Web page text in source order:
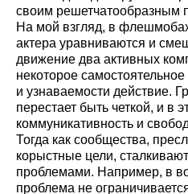
своим решетчатообразным
На мой взгляд, в
актера уравниваются и
движение два активных
некоторое
и узнаваемости действие.
перестает быть четкой, и в
коммуникативность и
Тогда как сообщества,
корыстные цели,
проблемами. Например, в
проблема не